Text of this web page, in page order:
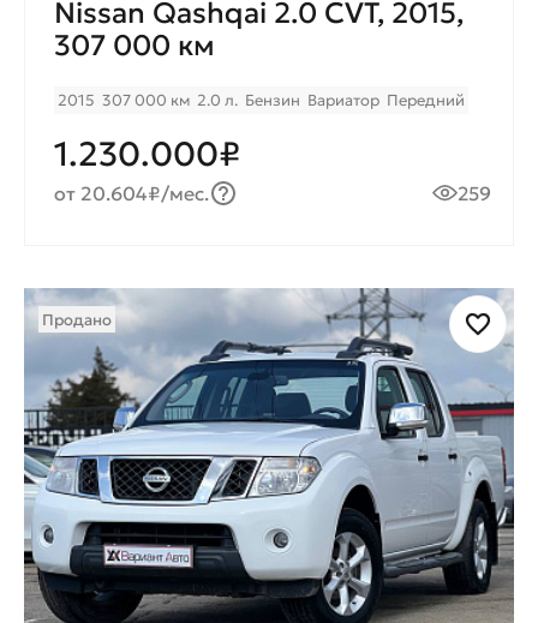
Nissan Qashqai 2.0 CVT, 2015,
307 000 км
2015 307 000 км 2.0 л. Бензин Вариатор Передний
1.230.000₽
от 20.604₽/мес. 259
Продано